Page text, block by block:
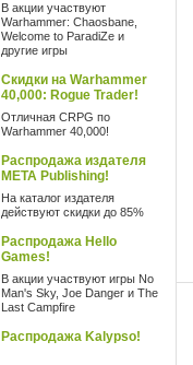
В акции участвуют
Warhammer: Chaosbane,
Welcome to ParadiZe и
другие игры
Скидки на Warhammer
40,000: Rogue Trader!
Отличная CRPG по
Warhammer 40,000!
Распродажа издателя
META Publishing!
На каталог издателя
действуют скидки до 85%
Распродажа Hello
Games!
В акции участвуют игры No
Man's Sky, Joe Danger и The
Last Campfire
Распродажа Kalypso!